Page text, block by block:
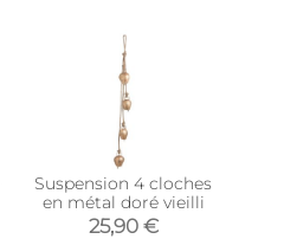
Suspension 4 cloches
en métal doré vieilli
25,90 €